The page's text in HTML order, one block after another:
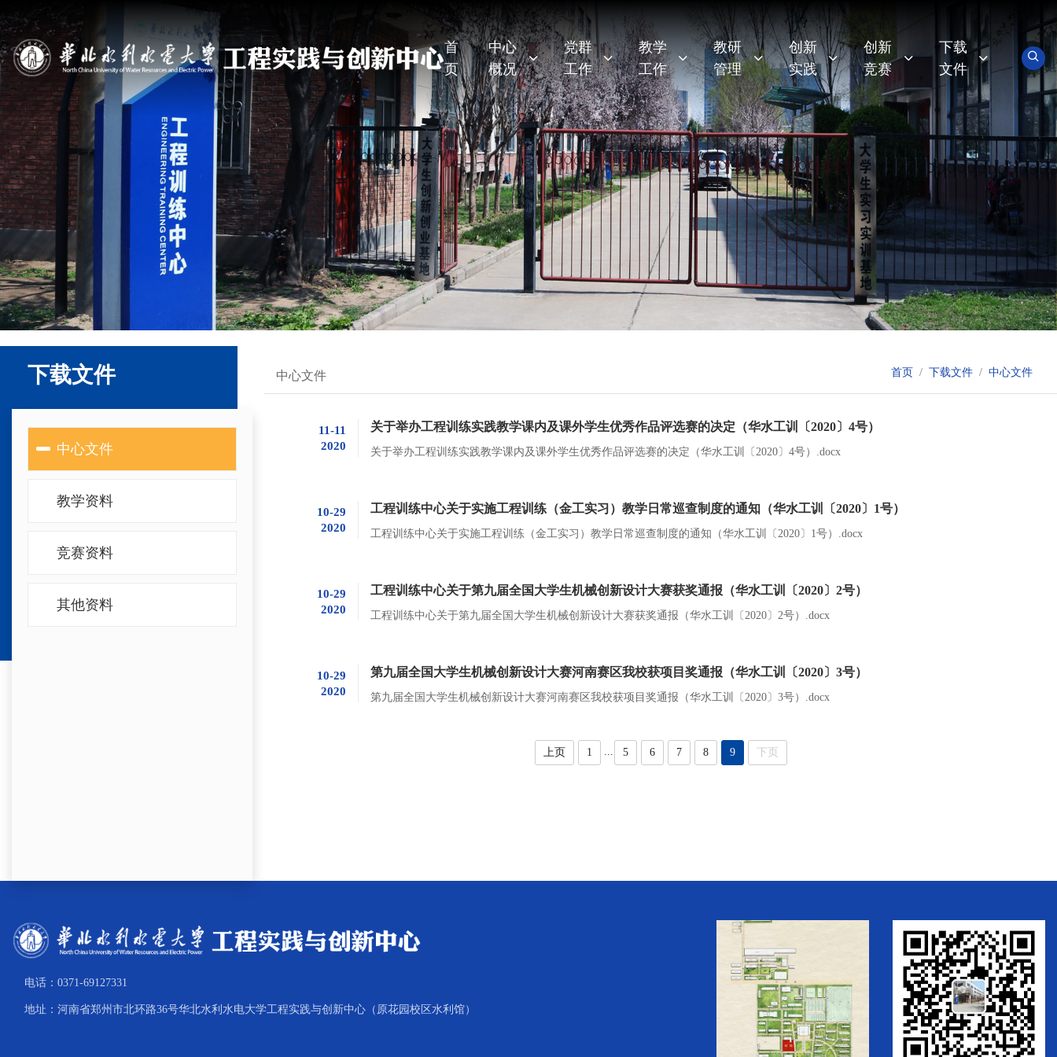
首
页
中心
概况
党群
工作
教学
工作
教研
管理
创新
实践
创新
竞赛
下载
文件
下载文件
中心文件
教学资料
竞赛资料
其他资料
中心文件 首页 下载文件 中心文件
11-11
2020
关于举办工程训练实践教学课内及课外学生优秀作品评选赛的决定（华水工训〔2020〕4号）
关于举办工程训练实践教学课内及课外学生优秀作品评选赛的决定（华水工训〔2020〕4号）.docx
10-29
2020
工程训练中心关于实施工程训练（金工实习）教学日常巡查制度的通知（华水工训〔2020〕1号）
工程训练中心关于实施工程训练（金工实习）教学日常巡查制度的通知（华水工训〔2020〕1号）.docx
10-29
2020
工程训练中心关于第九届全国大学生机械创新设计大赛获奖通报（华水工训〔2020〕2号）
工程训练中心关于第九届全国大学生机械创新设计大赛获奖通报（华水工训〔2020〕2号）.docx
10-29
2020
第九届全国大学生机械创新设计大赛河南赛区我校获项目奖通报（华水工训〔2020〕3号）
第九届全国大学生机械创新设计大赛河南赛区我校获项目奖通报（华水工训〔2020〕3号）.docx
上页 1 ... 5 6 7 8 9 下页
电话：0371-69127331
地址：河南省郑州市北环路36号华北水利水电大学工程实践与创新中心（原花园校区水利馆）